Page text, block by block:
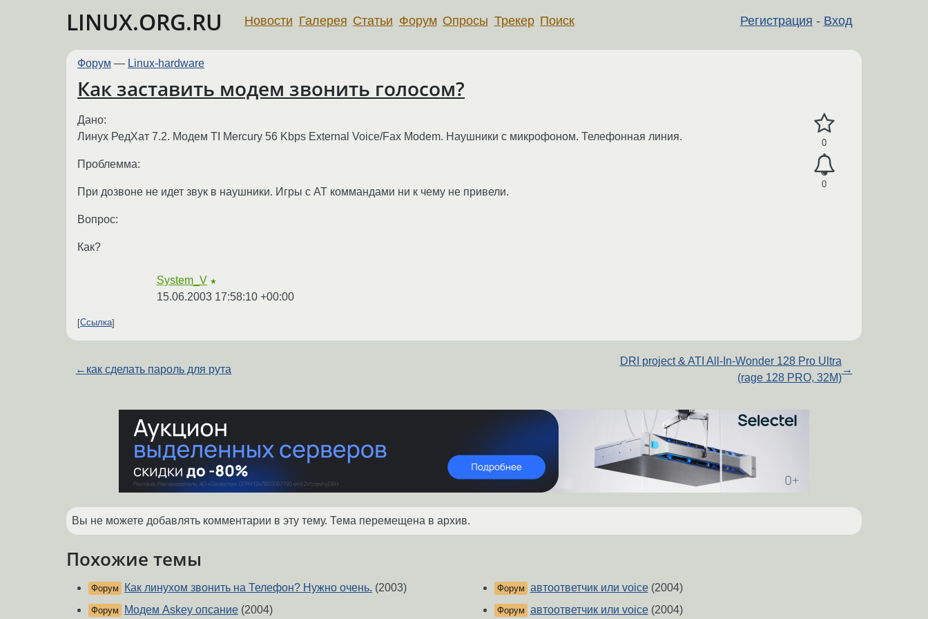
LINUX.ORG.RU Регистрация - Вход
Новости Галерея Статьи Форум Опросы Трекер Поиск
Форум — Linux-hardware
Как заставить модем звонить голосом?
0
0
Дано:
Линух РедХат 7.2. Модем TI Mercury 56 Kbps External Voice/Fax Modem. Наушники с микрофоном. Телефонная линия.
Проблемма:
При дозвоне не идет звук в наушники. Игры с AT коммандами ни к чему не привели.
Вопрос:
Как?
System_V ★
15.06.2003 17:58:10 +00:00
Ссылка
← как сделать пароль для рута
DRI project & ATI All-In-Wonder 128 Pro Ultra
(rage 128 PRO, 32M)
→
Вы не можете добавлять комментарии в эту тему. Тема перемещена в архив.
Похожие темы
Форум Как линухом звонить на Телефон? Нужно очень. (2003)
Форум Модем Аskey опсание (2004)
Форум автоответчик или voice(2004)
Форум автоответчик или voice(2004)